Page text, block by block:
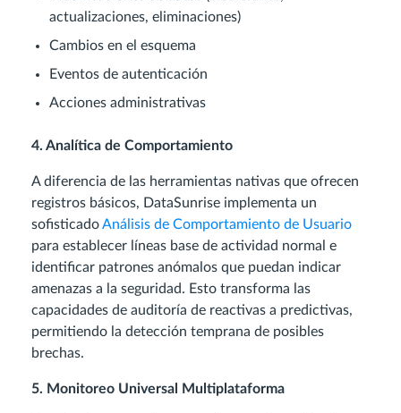
actualizaciones, eliminaciones)
Cambios en el esquema
Eventos de autenticación
Acciones administrativas
4. Analítica de Comportamiento
A diferencia de las herramientas nativas que ofrecen
registros básicos, DataSunrise implementa un
sofisticadoAnálisis de Comportamiento de Usuario
para establecer líneas base de actividad normal e
identificar patrones anómalos que puedan indicar
amenazas a la seguridad. Esto transforma las
capacidades de auditoría de reactivas a predictivas,
permitiendo la detección temprana de posibles
brechas.
5. Monitoreo Universal Multiplataforma